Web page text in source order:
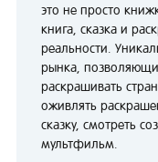
это не просто
книга, сказка и
реальности.
рынка,
раскрашивать
оживлять
сказку, смотреть
мультфильм.